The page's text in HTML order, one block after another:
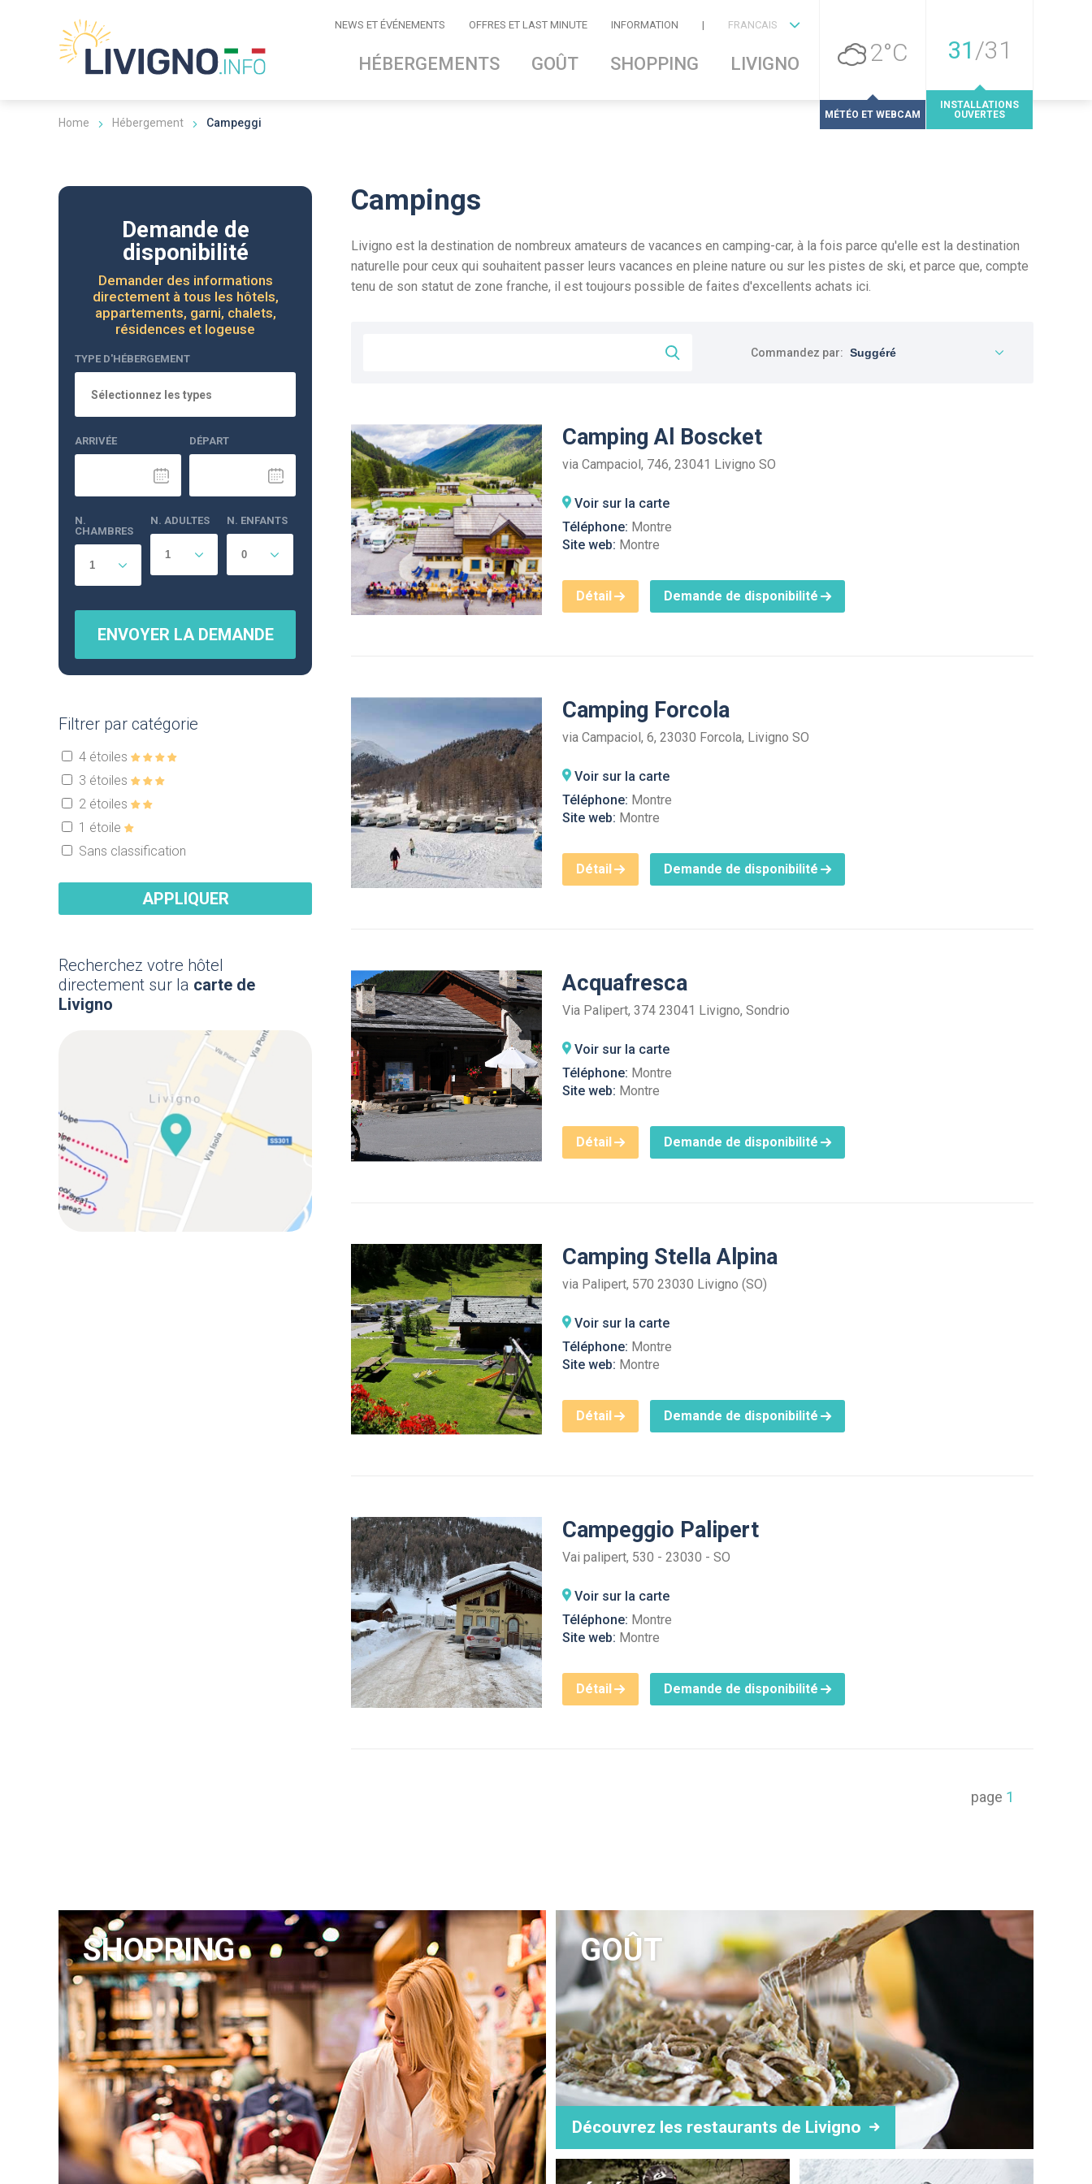
NEWS ET ÉVÉNEMENTS OFFRES ET LAST MINUTE INFORMATION | FRANCAIS
HÉBERGEMENTS GOÛT SHOPPING LIVIGNO 2°C
MÉTÉO ET WEBCAM
31 /31
INSTALLATIONS
OUVERTES
Home Hébergement Campeggi
Campings
Livigno est la destination de nombreux amateurs de vacances en camping-car, à la fois parce qu'elle est la destination
naturelle pour ceux qui souhaitent passer leurs vacances en pleine nature ou sur les pistes de ski, et parce que, compte
tenu de son statut de zone franche, il est toujours possible de faites d'excellents achats ici.
Commandez par:
Demande de
disponibilité
Demander des informations
directement à tous les hôtels,
appartements, garni, chalets,
résidences et logeuse
TYPE D'HÉBERGEMENT
Sélectionnez les types
ARRIVÉE DÉPART
N.
CHAMBRES
N. ADULTES N. ENFANTS
ENVOYER LA DEMANDE
Filtrer par catégorie
4 étoiles
3 étoiles
2 étoiles
1 étoile
Sans classification
APPLIQUER
Recherchez votre hôtel
directement sur la carte de
Livigno
Camping Al Boscket
via Campaciol, 746, 23041 Livigno SO
Voir sur la carte
Téléphone: Montre
Site web: Montre
Détail Demande de disponibilité
Camping Forcola
via Campaciol, 6, 23030 Forcola, Livigno SO
Voir sur la carte
Téléphone: Montre
Site web: Montre
Détail Demande de disponibilité
Acquafresca
Via Palipert, 374 23041 Livigno, Sondrio
Voir sur la carte
Téléphone: Montre
Site web: Montre
Détail Demande de disponibilité
Camping Stella Alpina
via Palipert, 570 23030 Livigno (SO)
Voir sur la carte
Téléphone: Montre
Site web: Montre
Détail Demande de disponibilité
Campeggio Palipert
Vai palipert, 530 - 23030 - SO
Voir sur la carte
Téléphone: Montre
Site web: Montre
Détail Demande de disponibilité
page 1
SHOPPING GOÛT
Découvrez les restaurants de Livigno